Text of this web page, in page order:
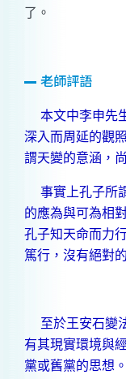
了。
老師評語
本文中李申先
深入而周延的觀
謂天變的意涵，
事實上孔子所
的應為與可為相
孔子知天命而力
篤行，沒有絕對
至於王安石變
有其現實環境與
黨或舊黨的思想